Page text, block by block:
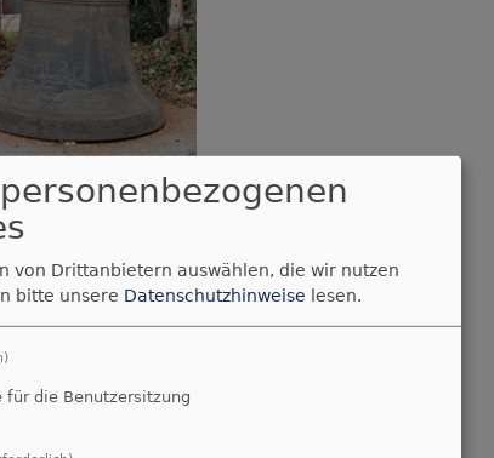
beim Autor
von Drittanbietern auswählen, die wir nutzen
bitte unsere Datenschutzhinweise lesen.
für die Benutzersitzung